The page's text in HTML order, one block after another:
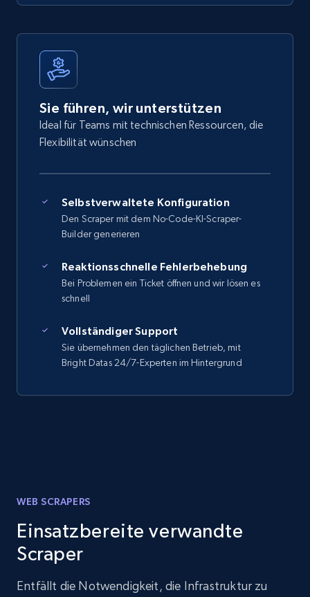
Sie führen, wir unterstützen
Ideal für Teams mit technischen Ressourcen, die
Flexibilität wünschen
Selbstverwaltete Konfiguration
Den Scraper mit dem No-Code-KI-Scraper-
Builder generieren
Reaktionsschnelle Fehlerbehebung
Bei Problemen ein Ticket öffnen und wir lösen es
schnell
Vollständiger Support
Sie übernehmen den täglichen Betrieb, mit
Bright Datas 24/7-Experten im Hintergrund
WEB SCRAPERS
Einsatzbereite verwandte
Scraper
Entfällt die Notwendigkeit, die Infrastruktur zu